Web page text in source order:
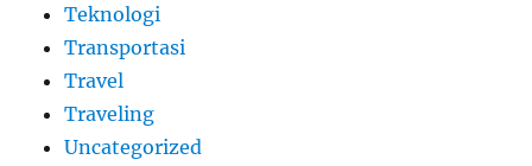
Teknologi
Transportasi
Travel
Traveling
Uncategorized